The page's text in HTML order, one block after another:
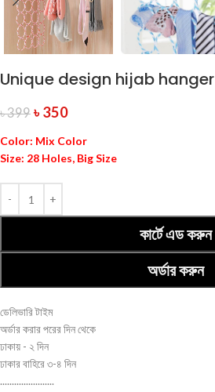
Unique design hijab hanger
৳399 ৳350
Color: Mix Color
Size: 28 Holes, Big Size
কার্টে এড করুন
অর্ডার করুন
ডেলিভারি টাইম
অর্ডার করার পরের দিন থেকে
ঢাকায় - ২ দিন
ঢাকার বাহিরে ৩-৪ দিন
.......................